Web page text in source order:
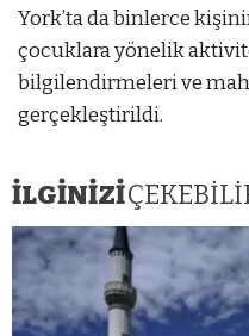
York’ta da binlerce
çocuklara yönelik
bilgilendirmeleri ve
gerçekleştirildi.
İLGİNİZİ